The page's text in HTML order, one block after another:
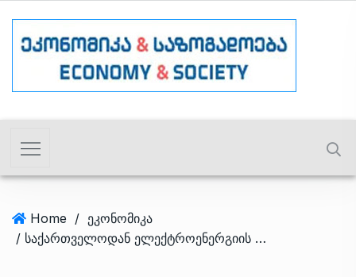
Home / ეკონომიკა
/ საქართველოდან ელექტროენერგიის ექსპორტი რეკორდულ ნიშნულზეა